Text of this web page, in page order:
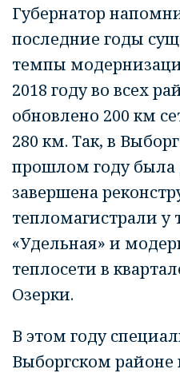
Губернатор
последние годы
темпы
2018 году во всех
обновлено 200 км
280 км. Так, в
прошлом году была
завершена
тепломагистрали у
«Удельная» и
теплосети в
Озерки.
В этом году
Выборгском